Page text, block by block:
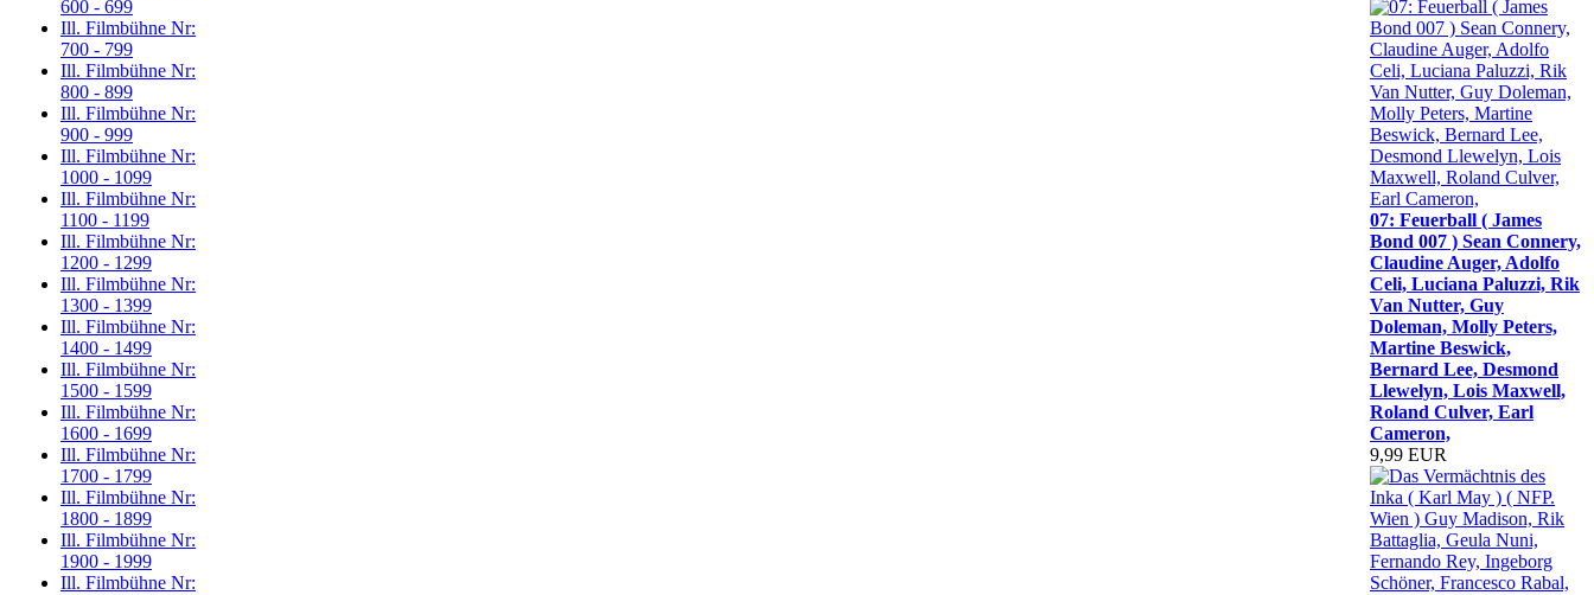
600 - 699
Ill. Filmbühne Nr:
700 - 799
Ill. Filmbühne Nr:
800 - 899
Ill. Filmbühne Nr:
900 - 999
Ill. Filmbühne Nr:
1000 - 1099
Ill. Filmbühne Nr:
1100 - 1199
Ill. Filmbühne Nr:
1200 - 1299
Ill. Filmbühne Nr:
1300 - 1399
Ill. Filmbühne Nr:
1400 - 1499
Ill. Filmbühne Nr:
1500 - 1599
Ill. Filmbühne Nr:
1600 - 1699
Ill. Filmbühne Nr:
1700 - 1799
Ill. Filmbühne Nr:
1800 - 1899
Ill. Filmbühne Nr:
1900 - 1999
Ill. Filmbühne Nr:
07: Feuerball ( James
Bond 007 ) Sean Connery,
Claudine Auger, Adolfo
Celi, Luciana Paluzzi, Rik
Van Nutter, Guy
Doleman, Molly Peters,
Martine Beswick,
Bernard Lee, Desmond
Llewelyn, Lois Maxwell,
Roland Culver, Earl
Cameron,
9,99 EUR